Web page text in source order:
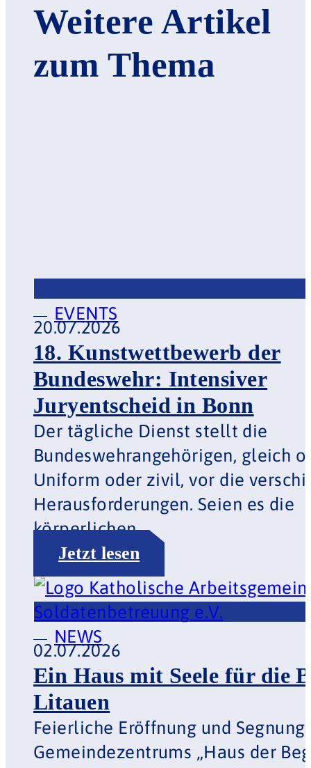
Weitere Artikel
zum Thema
Bundeswehrangehörigen, gleich
ob in Uniform oder zivil, vor die
verschiedensten
Herausforderungen. Seien es die
körperlichen,…
Jetzt lesen
NEWS
02.07.2026
Ein Haus mit Seele für die
Brigade Litauen
Feierliche Eröffnung und
Segnung des Gemeindezentrums
„Haus der Begegnung“ in Vilnius
Seelsorge und Betreuung Hand
in Hand an einem zentralen…
Jetzt lesen